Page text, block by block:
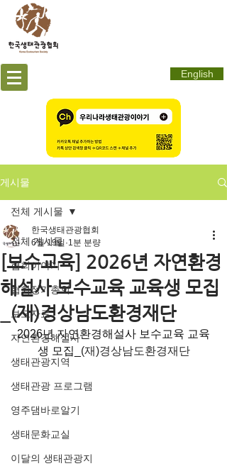
English
게시물
전체 게시물
협회이야기
협회정기총회
보도자료
자연환경해설사
생태관광지역
생태관광 프로그램
영주댐바로알기
생태문화교실
이달의 생태관광지
전체 게시물
[보수교육] 2026년 자연환경
해설사 보수교육 교육생 모집
_(재)경상남도환경재단
한국생태관광협회
6월 19일 1분 분량
2026년 자연환경해설사 보수교육 교육
생 모집_ (재)경상남도환경재단